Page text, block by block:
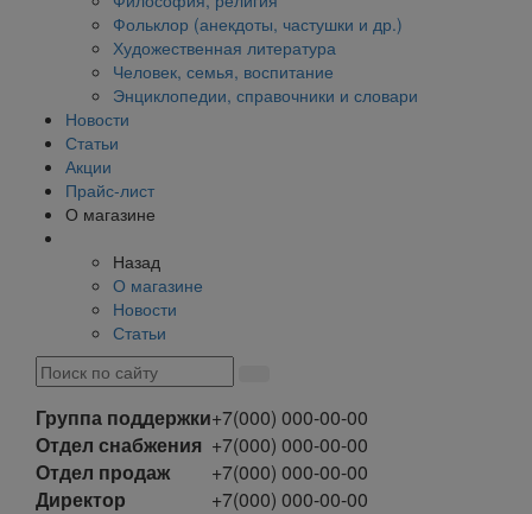
Фольклор (анекдоты, частушки и др.)
Художественная литература
Человек, семья, воспитание
Энциклопедии, справочники и словари
Новости
Статьи
Акции
Прайс-лист
О магазине
Назад
О магазине
Новости
Статьи
Группа поддержки+7(000) 000-00-00
Отдел снабжения +7(000) 000-00-00
Отдел продаж
+7(000) 000-00-00
Директор
+7(000) 000-00-00